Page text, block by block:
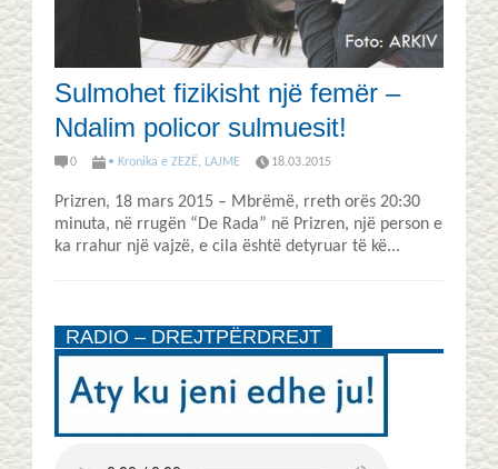
Sulmohet fizikisht një femër –
Ndalim policor sulmuesit!
0 • Kronika e ZEZË, LAJME 18.03.2015
Prizren, 18 mars 2015 – Mbrëmë, rreth orës 20:30
minuta, në rrugën “De Rada” në Prizren, një person e
ka rrahur një vajzë, e cila është detyruar të kë...
RADIO – DREJTPËRDREJT